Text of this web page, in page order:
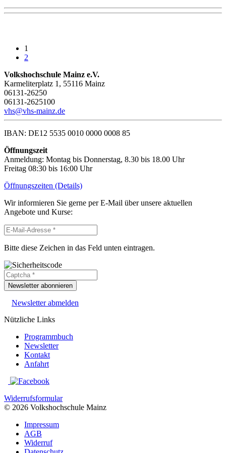
1
2
Volkshochschule Mainz e.V.
Karmeliterplatz 1, 55116 Mainz
06131-26250
06131-2625100
vhs@vhs-mainz.de
IBAN: DE12 5535 0010 0000 0008 85
Öffnungszeit
Anmeldung: Montag bis Donnerstag, 8.30 bis 18.00 Uhr
Freitag 08:30 bis 16:00 Uhr
Öffnungszeiten (Details)
Wir informieren Sie gerne per E-Mail über unsere aktuellen
Angebote und Kurse:
Bitte diese Zeichen in das Feld unten eintragen.
Newsletter abonnieren
Newsletter abmelden
Nützliche Links
Programmbuch
Newsletter
Kontakt
Anfahrt
Widerrufsformular
© 2026 Volkshochschule Mainz
Impressum
AGB
Widerruf